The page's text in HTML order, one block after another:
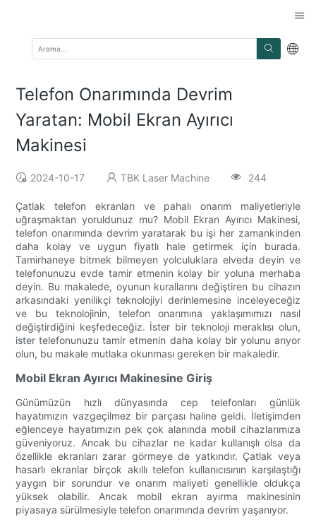
Telefon Onarımında Devrim
Yaratan: Mobil Ekran Ayırıcı
Makinesi
2024-10-17 TBK Laser Machine 244
Çatlak telefon ekranları ve pahalı onarım maliyetleriyle
uğraşmaktan yoruldunuz mu? Mobil Ekran Ayırıcı Makinesi,
telefon onarımında devrim yaratarak bu işi her zamankinden
daha kolay ve uygun fiyatlı hale getirmek için burada.
Tamirhaneye bitmek bilmeyen yolculuklara elveda deyin ve
telefonunuzu evde tamir etmenin kolay bir yoluna merhaba
deyin. Bu makalede, oyunun kurallarını değiştiren bu cihazın
arkasındaki yenilikçi teknolojiyi derinlemesine inceleyeceğiz
ve bu teknolojinin, telefon onarımına yaklaşımımızı nasıl
değiştirdiğini keşfedeceğiz. İster bir teknoloji meraklısı olun,
ister telefonunuzu tamir etmenin daha kolay bir yolunu arıyor
olun, bu makale mutlaka okunması gereken bir makaledir.
Mobil Ekran Ayırıcı Makinesine Giriş
Günümüzün hızlı dünyasında cep telefonları günlük
hayatımızın vazgeçilmez bir parçası haline geldi. İletişimden
eğlenceye hayatımızın pek çok alanında mobil cihazlarımıza
güveniyoruz. Ancak bu cihazlar ne kadar kullanışlı olsa da
özellikle ekranları zarar görmeye de yatkındır. Çatlak veya
hasarlı ekranlar birçok akıllı telefon kullanıcısının karşılaştığı
yaygın bir sorundur ve onarım maliyeti genellikle oldukça
yüksek olabilir. Ancak mobil ekran ayırma makinesinin
piyasaya sürülmesiyle telefon onarımında devrim yaşanıyor.